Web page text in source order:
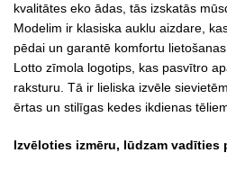
kvalitātes eko ādas, tās izskatās
Modelim ir klasiska auklu aizdare,
pēdai un garantē komfortu
Lotto zīmola logotips, kas pasvītro
raksturu. Tā ir lieliska izvēle
ērtas un stilīgas kedes ikdienas
Izvēloties izmēru, lūdzam vadīties